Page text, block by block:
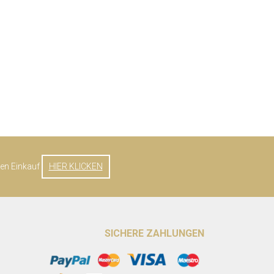
Einkauf HIER KLICKEN
SICHERE ZAHLUNGEN